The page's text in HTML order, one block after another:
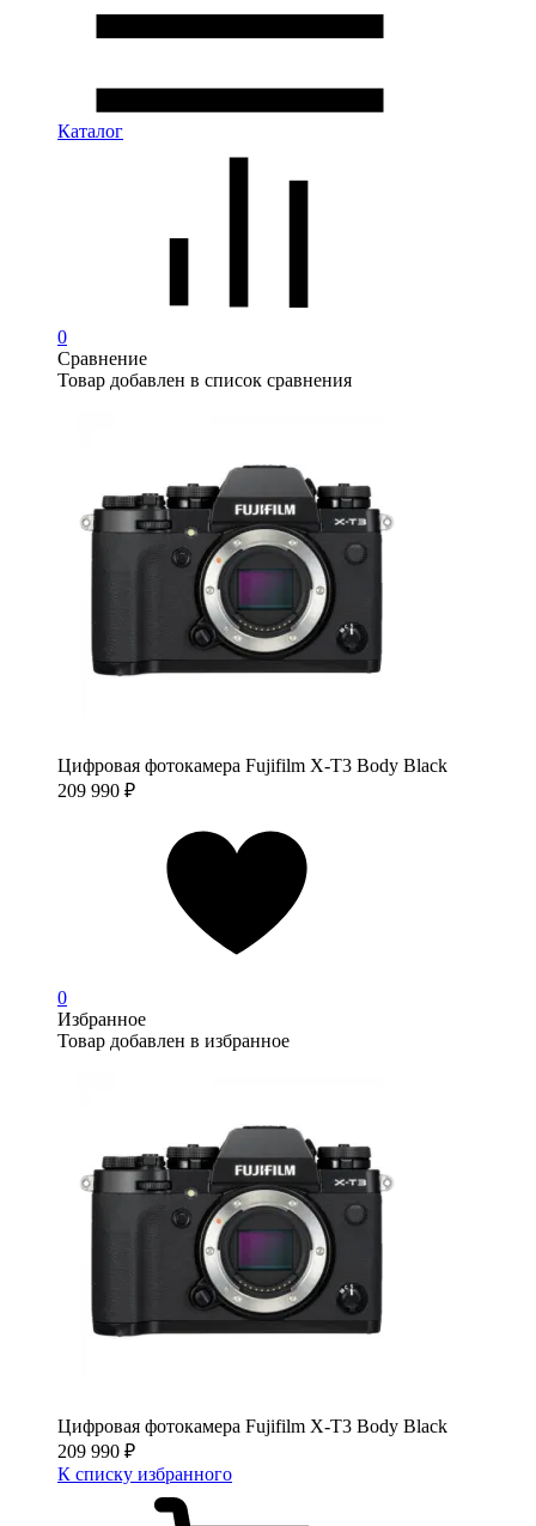
Каталог
0
Сравнение
Товар добавлен в список сравнения
Цифровая фотокамера Fujifilm X-T3 Body Black
209 990 ₽
0
Избранное
Товар добавлен в избранное
Цифровая фотокамера Fujifilm X-T3 Body Black
209 990 ₽
К списку избранного